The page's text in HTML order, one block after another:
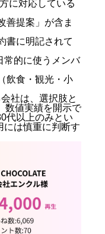
に対応している
善提案」が含ま
書に明記されて
常的に使うメンバ
飲食・観光・小
社は、選択肢と
数値実績を開示で
代以上のみとい
には慎重に判断す
方 — 発注前チェ
営者に提供できる
績
くある質問
の月額費用はい
先すべきです
期間がかかりま
なかった。プロ
に向いています